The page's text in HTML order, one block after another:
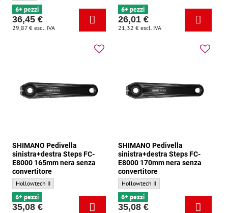
6+ pezzi
36,45 €
29,87 € escl. IVA
6+ pezzi
26,01 €
21,32 € escl. IVA
SHIMANO Pedivella
sinistra+destra Steps FC-
E8000 165mm nera senza
convertitore
SHIMANO Pedivella sinistra+destra Steps FC-E8000 165mm nera senza
Hollowtech II
6+ pezzi
35,08 €
SHIMANO Pedivella
sinistra+destra Steps FC-
E8000 170mm nera senza
convertitore
SHIMANO Pedivella sinistra+destra
Hollowtech II
6+ pezzi
35,08 €